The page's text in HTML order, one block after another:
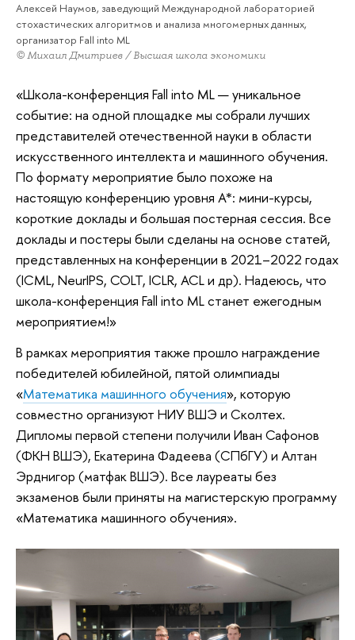
Алексей Наумов, заведующий Международной лабораторией
стохастических алгоритмов и анализа многомерных данных,
организатор Fall into ML
© Михаил Дмитриев / Высшая школа экономики
«Школа-конференция Fall into ML — уникальное
событие: на одной площадке мы собрали лучших
представителей отечественной науки в области
искусственного интеллекта и машинного обучения.
По формату мероприятие было похоже на
настоящую конференцию уровня А*: мини-курсы,
короткие доклады и большая постерная сессия. Все
доклады и постеры были сделаны на основе статей,
представленных на конференции в 2021–2022 годах
(ICML, NeurIPS, COLT, ICLR, ACL и др). Надеюсь, что
школа-конференция Fall into ML станет ежегодным
мероприятием!»
В рамках мероприятия также прошло награждение
победителей юбилейной, пятой олимпиады
«Математика машинного обучения», которую
совместно организуют НИУ ВШЭ и Сколтех.
Дипломы первой степени получили Иван Сафонов
(ФКН ВШЭ), Екатерина Фадеева (СПбГУ) и Алтан
Эрднигор (матфак ВШЭ). Все лауреаты без
экзаменов были приняты на магистерскую программу
«Математика машинного обучения».